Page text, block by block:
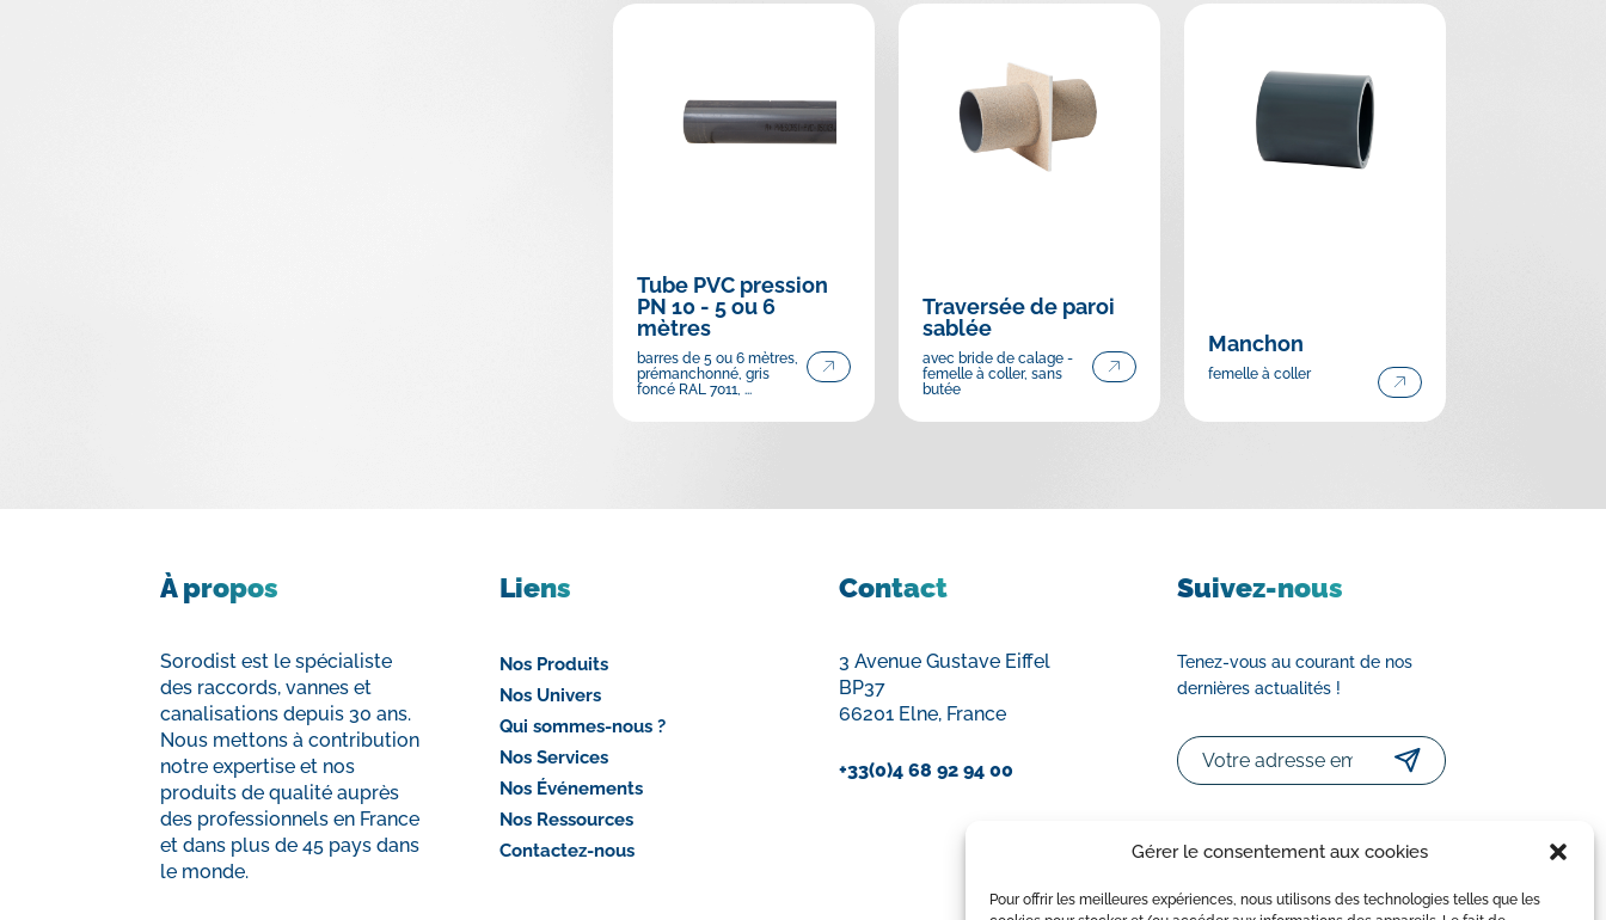
Gérer le consentement aux cookies
Pour offrir les meilleures expériences, nous utilisons des technologies telles que les
Tube PVC pression
PN 10 - 5 ou 6
mètres
barres de 5 ou 6 mètres,
prémanchonné, gris
foncé RAL 7011, ...
Traversée de paroi
sablée
avec bride de calage -
femelle à coller, sans
butée
Manchon
femelle à coller
À propos
Sorodist est le spécialiste
des raccords, vannes et
canalisations depuis 30 ans.
Nous mettons à contribution
notre expertise et nos
produits de qualité auprès
des professionnels en France
et dans plus de 45 pays dans
le monde.
Liens
Nos Produits
Nos Univers
Qui sommes-nous ?
Nos Services
Nos Événements
Nos Ressources
Contactez-nous
Contact
3 Avenue Gustave Eiffel
BP37
66201 Elne, France
+33(0)4 68 92 94 00
Suivez-nous
Tenez-vous au courant de nos
dernières actualités !
Email